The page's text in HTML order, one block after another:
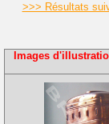
>>> Résultats
Images